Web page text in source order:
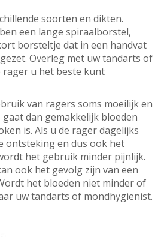
soorten en dikten.
een lange spiraalborstel,
borsteltje dat in een handvat
Overleg met uw tandarts of
rager u het beste kunt
van ragers soms moeilijk en
dan gemakkelijk bloeden
is. Als u de rager dagelijks
ontsteking en dus ook het
het gebruik minder pijnlijk.
ook het gevolg zijn van een
het bloeden niet minder of
uw tandarts of mondhygiënist.